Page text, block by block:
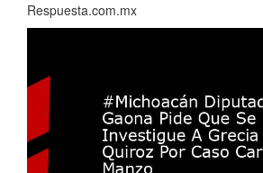
Respuesta.com.mx